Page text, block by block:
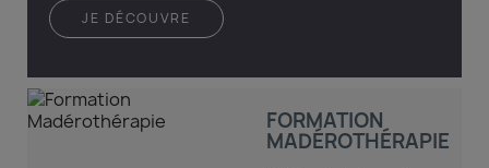
JE DÉCOUVRE
FORMATION
MADÉROTHÉRAPIE